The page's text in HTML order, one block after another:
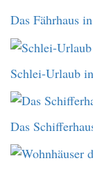
Das Fährhaus
Schlei-Urlaub
Das